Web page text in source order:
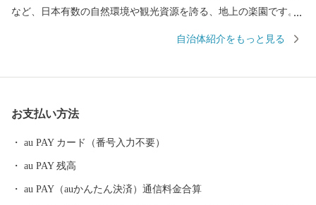
など、日本有数の自然環境や観光資源を誇る、地上の楽園です。
な大地に育まれる至高の食材。 壮大な歴史や天然温泉に抱かれる
自治体紹介をもっと見る
お支払い方法
au PAY カード（番号入力不要）
au PAY 残高
au PAY（auかんたん決済）通信料金合算